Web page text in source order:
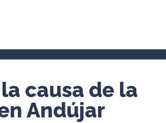
causa de la
Andújar